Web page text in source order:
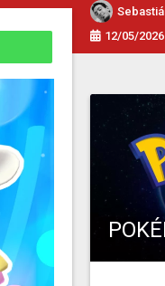
12/05/2026